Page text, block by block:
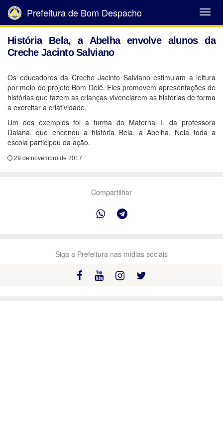
Abrir
Menu
Prefeitura de Bom Despacho
História Bela, a Abelha envolve alunos da
Creche Jacinto Salviano
Os educadores da Creche Jacinto Salviano estimulam a leitura
por meio do projeto Bom Delê. Eles promovem apresentações de
histórias que fazem as crianças vivenciarem as histórias de forma
a exercitar a criatividade.
Um dos exemplos foi a turma do Maternal I, da professora
Daiana, que encenou a história Bela, a Abelha. Nela toda a
escola participou da ação.
29 de novembro de 2017
Compartilhar
Siga a Prefeitura nas mídias sociais